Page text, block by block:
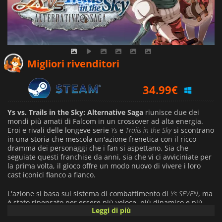
Migliori rivenditori
34.99€
34.99€
Ys vs. Trails in the Sky: Alternative Saga riunisce due dei
mondi più amati di Falcom in un crossover ad alta energia.
Eroi e rivali delle longeve serie Ys e Trails in the Skysi scontrano
in una storia che mescola un'azione frenetica con il ricco
dramma dei personaggi che i fan si aspettano. Sia che
seguiate questi franchise da anni, sia che vi ci avviciniate per
la prima volta, il gioco offre un modo nuovo di vivere i loro
cast iconici fianco a fianco.
L'azione si basa sul sistema di combattimento di Ys SEVEN, ma
è stato ripensato per essere più veloce, più dinamico e più
mobile. I giocatori possono saltare in aria per concatenare
Leggi di più